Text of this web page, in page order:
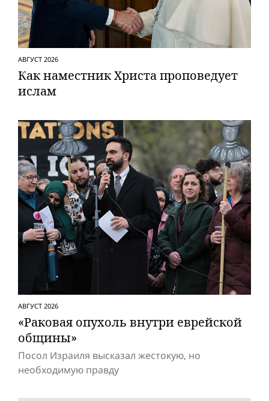
АВГУСТ 2026
Как наместник Христа проповедует
ислам
АВГУСТ 2026
«Раковая опухоль внутри еврейской
общины»
Посол Израиля высказал жестокую, но
необходимую правду